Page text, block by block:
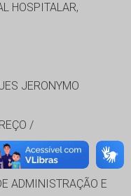
HOSPITALAR,
JERONYMO
/
ADMINISTRAÇÃO E